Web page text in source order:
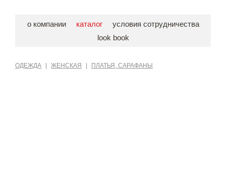
о компании каталог
условия сотрудничества
look book
ОДЕЖДА ЖЕНСКАЯ ПЛАТЬЯ, САРАФАНЫ